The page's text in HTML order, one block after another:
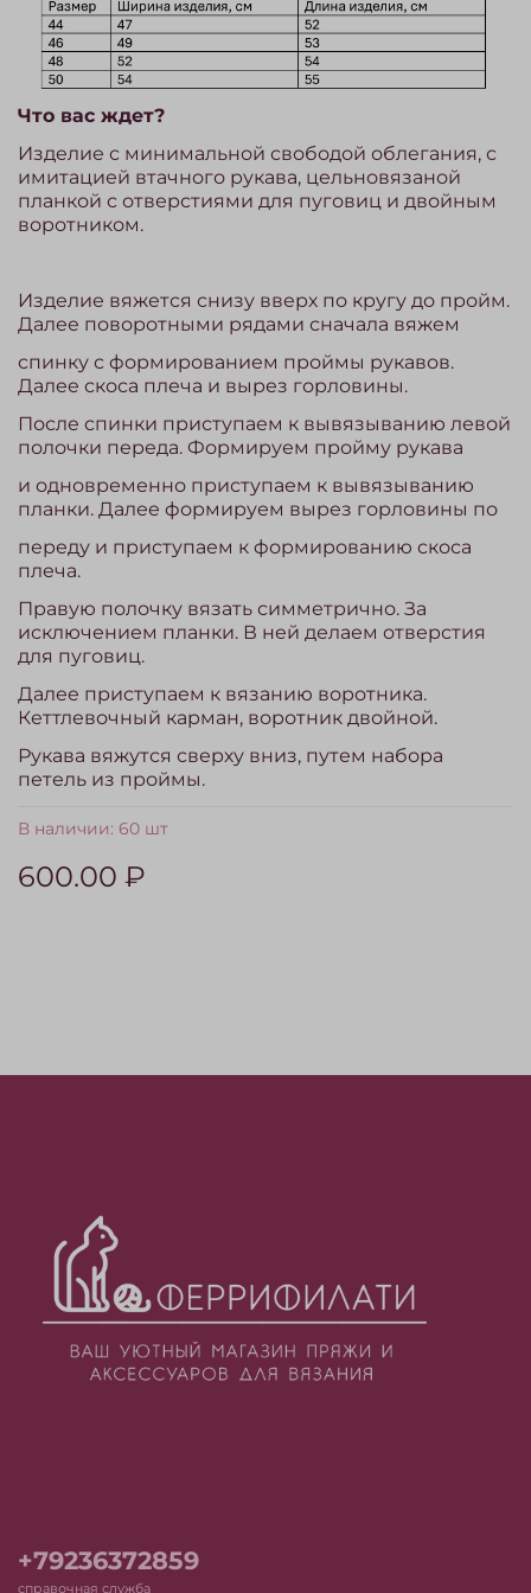
В наличии: 60 шт
600.00 ₽
Что вас ждет?
Изделие с минимальной свободой облегания, с
имитацией втачного рукава, цельновязаной
планкой с отверстиями для пуговиц и двойным
воротником.
Изделие вяжется снизу вверх по кругу до пройм.
Далее поворотными рядами сначала вяжем
спинку с формированием проймы рукавов.
Далее скоса плеча и вырез горловины.
После спинки приступаем к вывязыванию левой
полочки переда. Формируем пройму рукава
и одновременно приступаем к вывязыванию
планки. Далее формируем вырез горловины по
переду и приступаем к формированию скоса
плеча.
Правую полочку вязать симметрично. За
исключением планки. В ней делаем отверстия
для пуговиц.
Далее приступаем к вязанию воротника.
Кеттлевочный карман, воротник двойной.
Рукава вяжутся сверху вниз, путем набора
петель из проймы.
+79236372859
справочная служба